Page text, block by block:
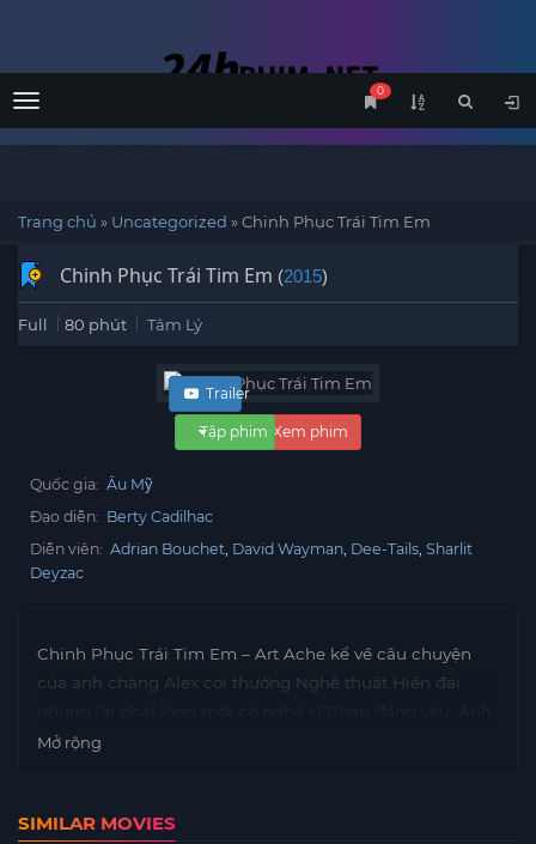
Menu
0
Trang chủ » Uncategorized »Chinh Phục Trái Tim Em
Chinh Phục Trái Tim Em (2015)
Full 80 phút Tâm Lý
Xem phim
Trailer
Tập phim
Quốc gia: Âu Mỹ
Đạo diễn: Berty Cadilhac
Diễn viên: Adrian Bouchet David Wayman Dee-Tails Sharlit
Deyzac
Chinh Phục Trái Tim Em – Art Ache kể về câu chuyện
của anh chàng Alex coi thường Nghệ thuật Hiện đại
hiểu rằng cách duy nhất để chinh phục trái tim cô là vờ
của cô ấy.
Mở rộng
SIMILAR MOVIES